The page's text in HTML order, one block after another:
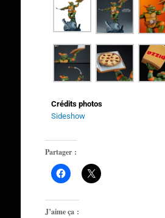
Crédits photos
Sideshow
Partager :
J’aime ça :